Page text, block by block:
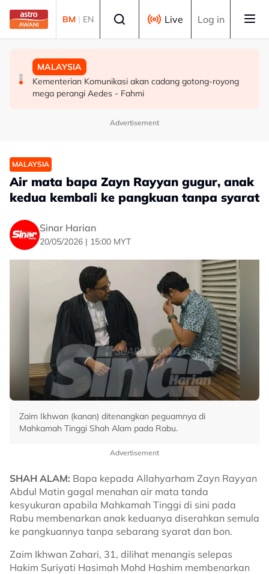
Skip to main content
BM | EN Live Log in
MALAYSIA
TMJ terima menghadap pemilik bersama Chelsea FC
menjelang aksi persahabatan malam ini
SUKAN
Gabriel Palmero sah milik JDT!
MALAYSIA
Kementerian Komunikasi akan cadang gotong-royong
mega perangi Aedes - Fahmi
Advertisement
MALAYSIA
Air mata bapa Zayn Rayyan gugur, anak
kedua kembali ke pangkuan tanpa syarat
Sinar Harian
20/05/2026 | 15:00 MYT
Zaim Ikhwan (kanan) ditenangkan peguamnya di
Mahkamah Tinggi Shah Alam pada Rabu.
Advertisement
SHAH ALAM: Bapa kepada Allahyarham Zayn Rayyan
Abdul Matin gagal menahan air mata tanda
kesyukuran apabila Mahkamah Tinggi di sini pada
Rabu membenarkan anak keduanya diserahkan semula
ke pangkuannya tanpa sebarang syarat dan bon.
Zaim Ikhwan Zahari, 31, dilihat menangis selepas
Hakim Suriyati Hasimah Mohd Hashim membenarkan